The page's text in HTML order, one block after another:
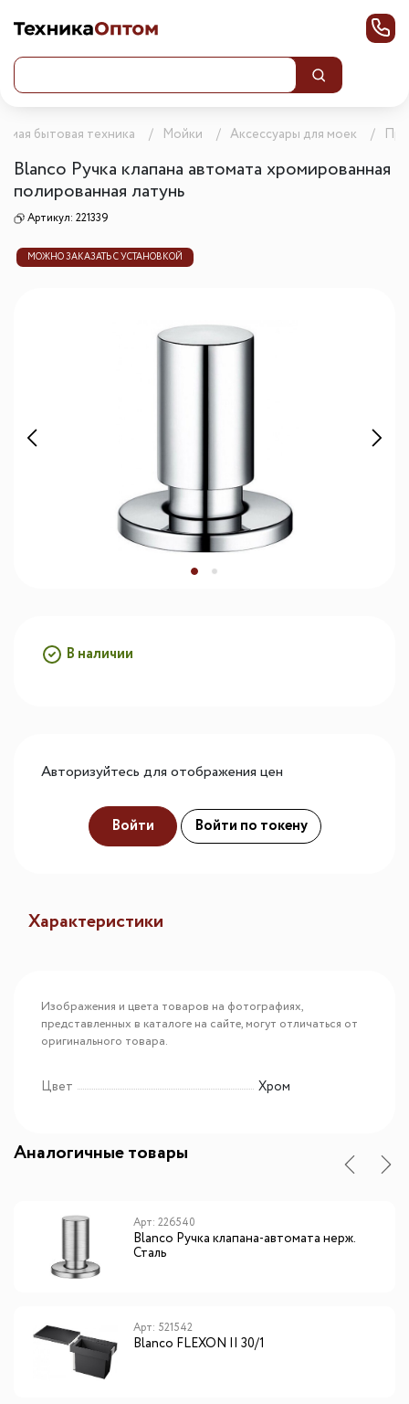
бытовая техника Мойки Аксессуары для моек
Blanсo Ручка клапана автомата хромированная
полированная латунь
Артикул: 221339
МОЖНО ЗАКАЗАТЬ С УСТАНОВКОЙ
В наличии
Авторизуйтесь для отображения цен
Войти Войти по токену
Характеристики
Изображения и цвета товаров на фотографиях,
представленных в каталоге на сайте, могут отличаться от
оригинального товара.
Цвет Хром
Аналогичные товары
Арт: 226540
Blanсo Ручка клапана-автомата нерж.
Сталь
Арт: 521542
Blanсo FLEXON II 30/1